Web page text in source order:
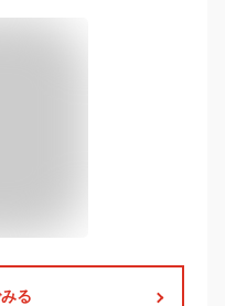
る